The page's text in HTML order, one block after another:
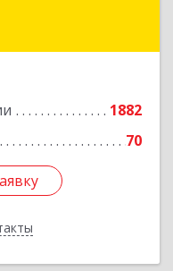
1882
70
Екатеринбург г,